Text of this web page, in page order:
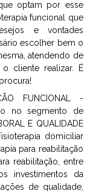
optam por esse
funcional que
e vontades
escolher bem o
atendendo de
cliente realizar. É
FUNCIONAL -
no segmento de
E QUALIDADE
domiciliar
para reabilitação
reabilitação, entre
investimentos da
de qualidade,